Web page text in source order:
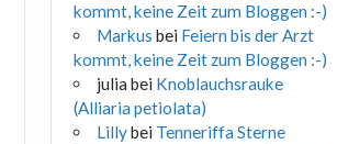
kommt, keine Zeit zum Bloggen :-)
Markus bei Feiern bis der Arzt
kommt, keine Zeit zum Bloggen :-)
julia bei Knoblauchsrauke
(Alliaria petiolata)
Lillybei Tenneriffa Sterne